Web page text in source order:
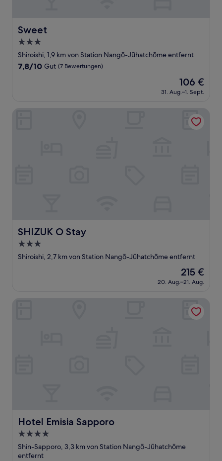
Sweet
Sweet
3.0-
Sterne-
Unterkunft
Shiroishi, 1,9 km von Station Nangō-Jūhatchōme entfernt
7.8
Bewertungen)
7,8/10 Gut (7 Bewertungen)
Der
Preis
beträgt
106 €
31. Aug.–1. Sept.
SHIZUK O Stay
SHIZUK O Stay
3.0-
Sterne-
Shiroishi, 2,7 km von Station Nangō-Jūhatchōme entfernt
Der
Preis
beträgt
215 €
20. Aug.–21. Aug.
Hotel Emisia Sapporo
Hotel Emisia Sapporo
4.0-
Sterne-
Unterkunft
Shin-Sapporo, 3,3 km von Station Nangō-Jūhatchōme
entfernt